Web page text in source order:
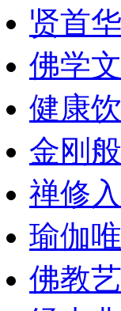
贤首
佛学
健康
金刚
禅修
瑜伽
佛教